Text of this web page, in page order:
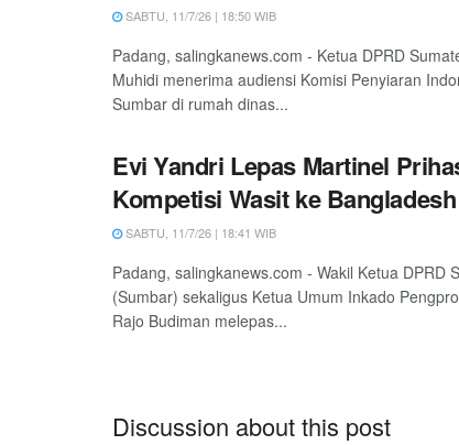
SABTU, 11/7/26 | 18:50 WIB
Padang, salingkanews.com - Ketua DPRD
Muhidi menerima audiensi Komisi Penyiaran
Sumbar di rumah dinas...
Evi Yandri Lepas Martinel
Kompetisi Wasit ke Bangladesh
SABTU, 11/7/26 | 18:41 WIB
Padang, salingkanews.com - Wakil Ketua DPRD
(Sumbar) sekaligus Ketua Umum Inkado
Rajo Budiman melepas...
Discussion about this post